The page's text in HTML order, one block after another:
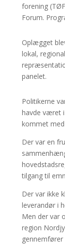
forening
Forum.
Oplægget
lokal,
panelet.
Politikerne
havde været
kommet med
Der var en
tilgang til
Der var ikke
leverandør i
Men der var
region